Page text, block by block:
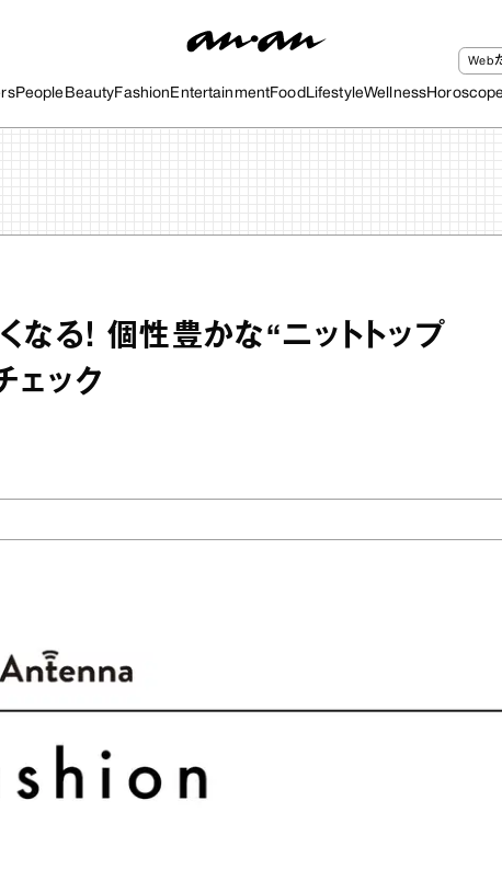
People BeautyFashion EntertainmentFood LifestyleWellness
Web
なる！ 個性豊かな“ニットトップ
ェック